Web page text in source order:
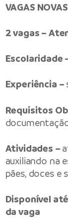
VAGAS
2 vagas –
Escolaridade
Experiência –
Requisitos
Atividades –
auxiliando na
pães, doces e
Disponível
da vaga